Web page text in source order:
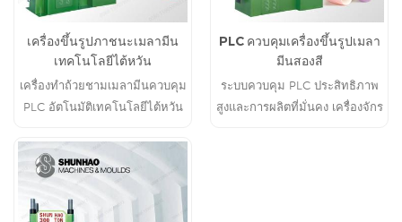
เครื่องขึ้นรูปภาชนะเมลามีน
เทคโนโลยีไต้หวัน
เครื่องทำถ้วยชามเมลามีนควบคุม
PLC อัตโนมัติเทคโนโลยีไต้หวัน
PLC ควบคุมเครื่องขึ้นรูปเมลา
มีนสองสี
ระบบควบคุม PLC ประสิทธิภาพ
สูงและการผลิตที่มั่นคง เครื่องจักร